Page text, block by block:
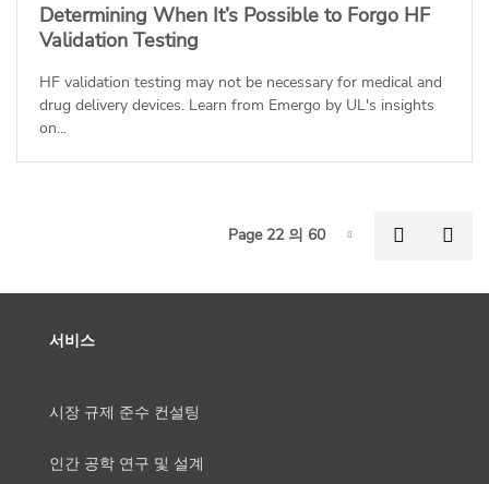
Determining When It’s Possible to Forgo HF
Validation Testing
HF validation testing may not be necessary for medical and
drug delivery devices. Learn from Emergo by UL's insights
on...
Page-22
Page 22 의 60
서비스
시장 규제 준수 컨설팅
인간 공학 연구 및 설계